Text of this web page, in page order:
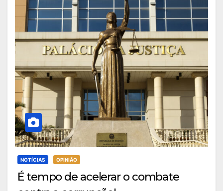
NOTÍCIAS OPINIÃO
É tempo de acelerar o combate